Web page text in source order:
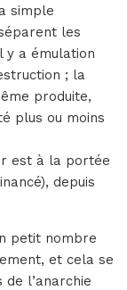
simple
les
y a émulation
; la
produite,
plus ou moins
est à la portée
depuis
petit nombre
et cela se
l’anarchie